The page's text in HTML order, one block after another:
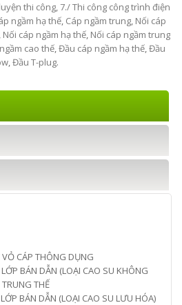
thi công, 7./ Thi công công trình điện
ngầm hạ thế, Cáp ngầm trung, Nối cáp
, Nối cáp ngầm hạ thế, Nối cáp ngầm trung
cao thế,Đầu cáp ngầm hạ thế,Đầu
,Đầu T-plug.
CÁP THÔNG DỤNG
BÁN DẪN (LOẠI CAO SU KHÔNG
THẾ
BÁN DẪN (LOẠI CAO SU LƯU HÓA)